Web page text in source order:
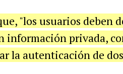
"los usuarios deben
privada,
la autenticación de